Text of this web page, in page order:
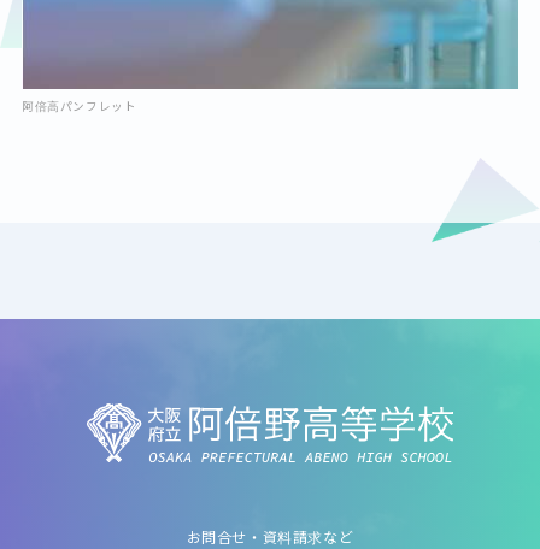
阿倍高パンフレット
お問合せ・資料請求など